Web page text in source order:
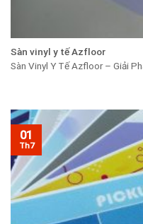
Sàn vinyl y tế Azfloor
Sàn Vinyl Y Tế Azfloor – Giải
01
Th7